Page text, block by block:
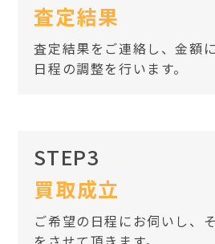
査定結果
査定結果をご連絡し、金額
日程の調整を行います。
STEP3
買取成立
ご希望の日程にお伺いし、